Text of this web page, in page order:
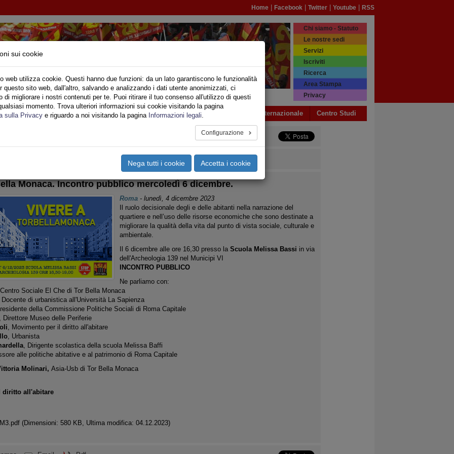
Home Facebook Twitter Youtube RSS
INQUILINI E ABITANTI
Chi siamo - Statuto
Le nostre sedi
Servizi
Iscriviti
Ricerca
Area Stampa
Privacy
Privato Territori Sociale Speciali Multimedia Internazionale Centro Studi
COMUNICATI
Monaca. Incontro pubblico mercoledì 6 dicembre.
Roma- lunedì, 4 dicembre 2023
Il ruolo decisionale degli e delle abitanti nella narrazione del
quartiere e nell’uso delle risorse economiche che sono destinate a
migliorare la qualità della vita dal punto di vista sociale, culturale e
ambientale.
Il 6 dicembre alle ore 16,30 presso la Scuola Melissa Bassi in via
dell'Archeologia 139 nel Municipi VI
INCONTRO PUBBLICO
Ne parliamo con:
Sociale El Che di Tor Bella Monaca
di urbanistica all'Università La Sapienza
della Commissione Politiche Sociali di Roma Capitale
Direttore Museo delle Periferie
, Movimento per il diritto all'abitare
, Urbanista
, Dirigente scolastica della scuola Melissa Baffi
alle politiche abitative e al patrimonio di Roma Capitale
Molinari, Asia-Usb di Tor Bella Monaca
diritto all'abitare
(Dimensioni: 580 KB, Ultima modifica: 04.12.2023)
sui cookie
web utilizza cookie. Questi hanno due funzioni: da un lato garantiscono le funzionalità
questo sito web, dall'altro, salvando e analizzando i dati utente anonimizzati, ci
di migliorare i nostri contenuti per te. Puoi ritirare il tuo consenso all'utilizzo di questi
momento. Trova ulteriori informazioni sui cookie visitando la pagina
sulla Privacy e riguardo a noi visitando la pagina Informazioni legali.
Configurazione
Nega tutti i cookie Accetta i cookie